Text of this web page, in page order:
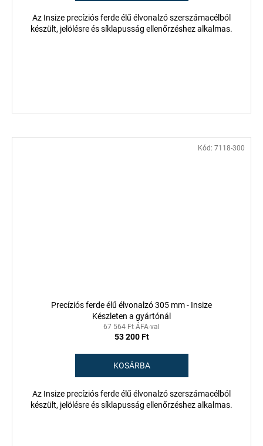
Az Insize precíziós ferde élű élvonalzó szerszámacélból
készült, jelölésre és síklapusság ellenőrzéshez alkalmas.
Precíziós ferde élű élvonalzó 305 mm - Insize
Készleten a gyártónál
67 564 Ft ÁFA-val
53 200 Ft
KOSÁRBA
Az Insize precíziós ferde élű élvonalzó szerszámacélból
készült, jelölésre és síklapusság ellenőrzéshez alkalmas.
Kód: 7118-300